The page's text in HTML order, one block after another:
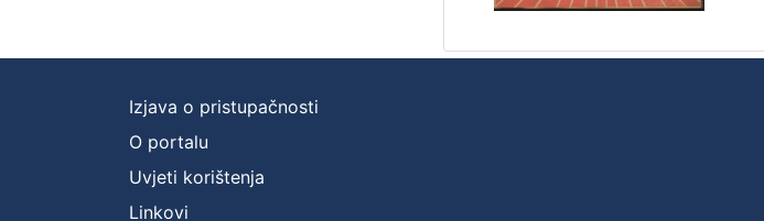
Izjava o pristupačnosti
O portalu
Uvjeti korištenja
Linkovi